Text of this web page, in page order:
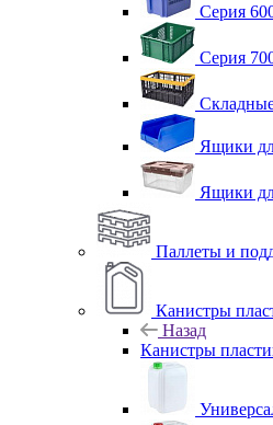
Серия
Серия
Ящики
Ящики
Паллеты и
Канистры
Назад
Канистры